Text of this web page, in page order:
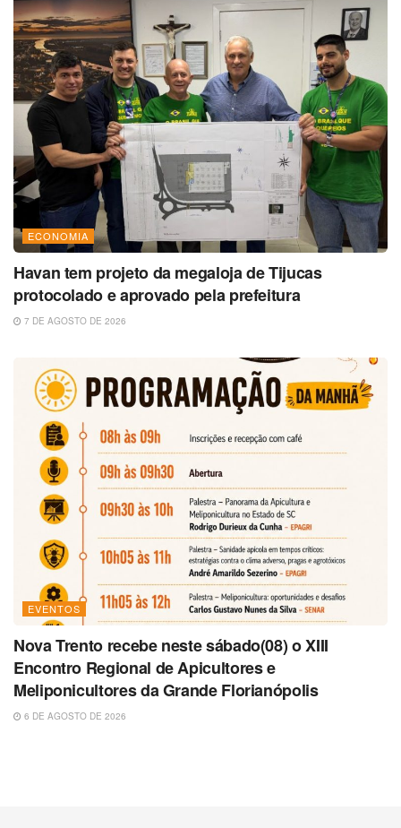
ECONOMIA
Havan tem projeto da megaloja de Tijucas
protocolado e aprovado pela prefeitura
7 DE AGOSTO DE 2026
EVENTOS
Nova Trento recebe neste sábado(08) o XIII
Encontro Regional de Apicultores e
Meliponicultores da Grande Florianópolis
6 DE AGOSTO DE 2026